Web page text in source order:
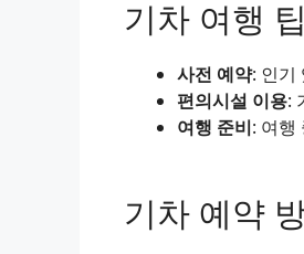
기차 여행 팁
사전 예약: 인기
편의시설 이용:
여행 준비: 여행
기차 예약